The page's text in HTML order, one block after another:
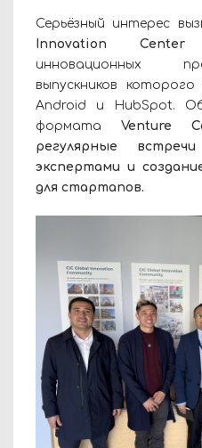
Серьёзный интерес
Innovation Center
инновационных
выпускников
Android и HubSpot.
формата Venture
регулярные
экспертами и
для стартапов.